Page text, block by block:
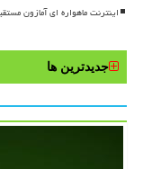
اینترنت ماهواره ای آمازون
جدیدترین ها